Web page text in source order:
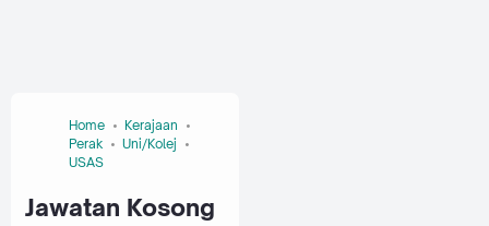
Home
Kerajaan
Perak
Uni/Kolej
USAS
Jawatan Kosong